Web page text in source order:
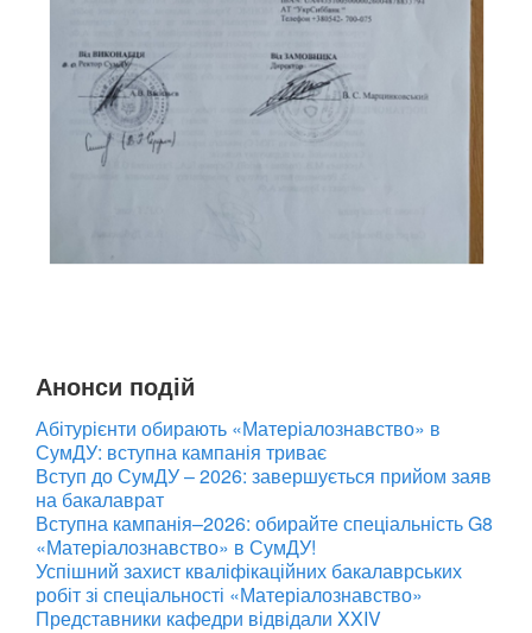
Анонси подій
Абітурієнти обирають «Матеріалознавство» в
СумДУ: вступна кампанія триває
Вступ до СумДУ – 2026: завершується прийом заяв
на бакалаврат
Вступна кампанія–2026: обирайте спеціальність G8
«Матеріалознавство» в СумДУ!
Успішний захист кваліфікаційних бакалаврських
робіт зі спеціальності «Матеріалознавство»
Представники кафедри відвідали XXIV